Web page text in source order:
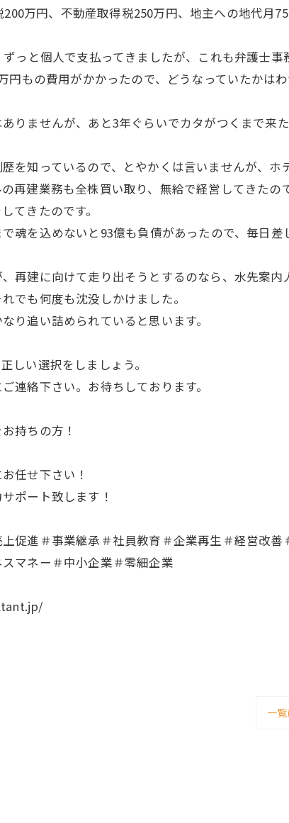
200万円、不動産取得税250万円、地主への地代
っと個人で支払ってきましたが、これも弁護士
円もの費用がかかったので、どうなっていたかは
りませんが、あと3年ぐらいでカタがつくまで来た
を知っているので、とやかくは言いませんが、ホ
再建業務も全株買い取り、無給で経営してきたので
てきたのです。
魂を込めないと93億も負債があったので、毎日
再建に向けて走り出そうとするのなら、水先案内
でも何度も沈没しかけました。
り追い詰められていると思います。
しい選択をしましょう。
連絡下さい。お待ちしております。
持ちの方！
任せ下さい！
ポート致します！
促進＃事業継承＃社員教育＃企業再生＃経営改
マネー＃中小企業＃零細企業
一